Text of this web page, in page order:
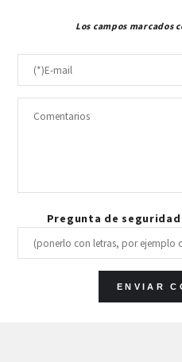
Los campos marcados
Pregunta de seguridad